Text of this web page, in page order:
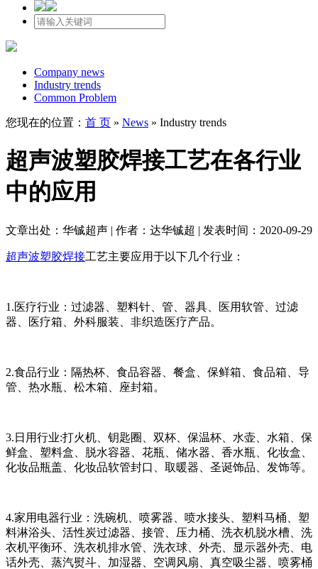
Company news
Industry trends
Common Problem
您现在的位置： 首 页 » News » Industry trends
超声波塑胶焊接工艺在各行业
中的应用
文章出处：华铖超声 | 作者：达华铖超 | 发表时间：2020-09-29
超声波塑胶焊接工艺主要应用于以下几个行业：
1.医疗行业：过滤器、塑料针、管、器具、医用软管、过滤
器、医疗箱、外科服装、非织造医疗产品。
2.食品行业：隔热杯、食品容器、餐盒、保鲜箱、食品箱、导
管、热水瓶、松木箱、座封箱。
3.日用行业:打火机、钥匙圈、双杯、保温杯、水壶、水箱、保
鲜盒、塑料盒、脱水容器、花瓶、储水器、香水瓶、化妆盒、
化妆品瓶盖、化妆品软管封口、取暖器、圣诞饰品、发饰等。
4.家用电器行业：洗碗机、喷雾器、喷水接头、塑料马桶、塑
料淋浴头、活性炭过滤器、接管、压力桶、洗衣机脱水槽、洗
衣机平衡环、洗衣机排水管、洗衣球、外壳、显示器外壳、电
话外壳、蒸汽熨斗、加湿器、空调风扇、真空吸尘器、喷雾桶